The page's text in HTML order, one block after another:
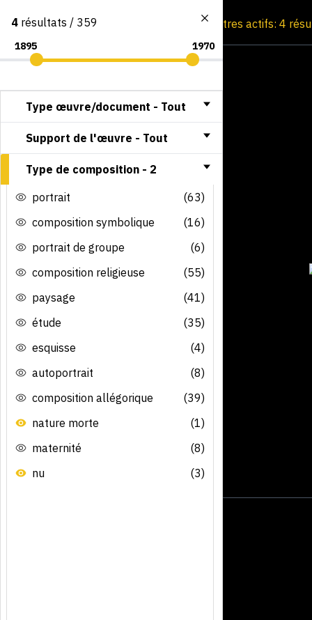
Consultation par image Filtres actifs: 4
4 résultats / 359
Type œuvre/document - Tout
Support de l'œuvre - Tout
Type de composition - 2
portrait
(63)
composition symbolique
(16)
portrait de groupe
(6)
composition religieuse
(55)
paysage
(41)
étude
(35)
esquisse
(4)
autoportrait
(8)
composition allégorique
(39)
nature morte
(1)
maternité
(8)
nu
(3)